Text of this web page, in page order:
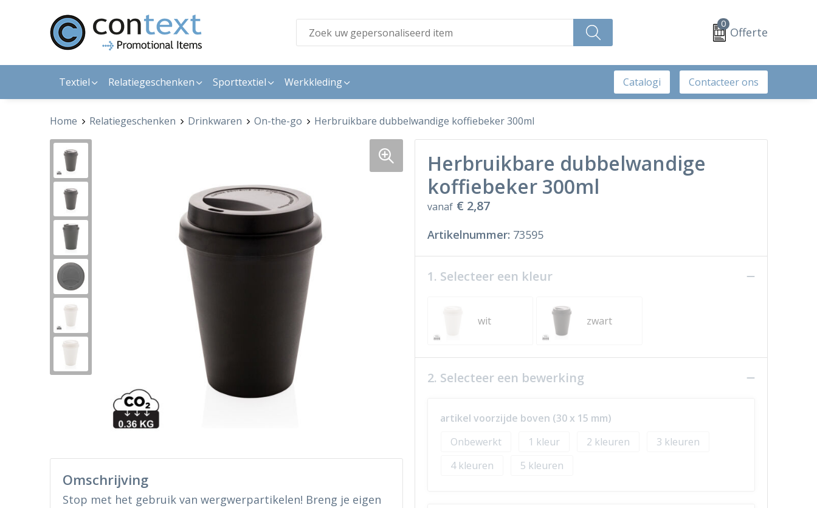
0
Offerte
Textiel Relatiegeschenken Sporttextiel Werkkleding Catalogi Contacteer ons
Home Relatiegeschenken Drinkwaren On-the-go Herbruikbare dubbelwandige koffiebeker 300ml
Omschrijving
Stop met het gebruik van wergwerpartikelen! Breng je eigen
Herbruikbare dubbelwandige
koffiebeker 300ml
vanaf € 2,87
Artikelnummer: 73595
1. Selecteer een kleur
wit zwart
2. Selecteer een bewerking
artikel voorzijde boven (30 x 15 mm)
Onbewerkt
1 2
3
4
5